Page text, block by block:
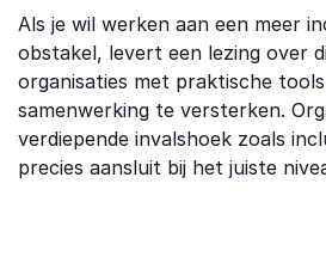
Als je wil werken aan een meer
obstakel, levert een lezing over
organisaties met praktische
samenwerking te versterken.
verdiepende invalshoek zoals
precies aansluit bij het juiste